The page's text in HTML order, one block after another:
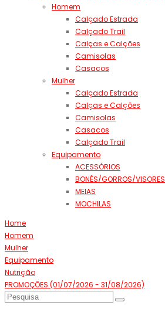
Homem
Calçado Estrada
Calçado Trail
Calças e Calções
Camisolas
Casacos
Mulher
Calçado Estrada
Calças e Calções
Camisolas
Casacos
Calçado Trail
Equipamento
ACESSÓRIOS
BONÉS/GORROS/VISORES
MEIAS
MOCHILAS
Home
Homem
Mulher
Equipamento
Nutrição
PROMOÇÕES (01/07/2026 - 31/08/2026)